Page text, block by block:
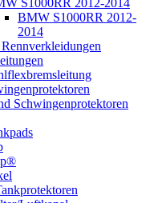
S1000RR 2012-2014
BMW S1000RR 2012-
2014
Rennverkleidungen
Schwingenprotektoren